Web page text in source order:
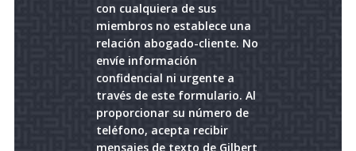
con cualquiera de sus
miembros no establece una
relación abogado-cliente. No
envíe información
confidencial ni urgente a
través de este formulario. Al
proporcionar su número de
teléfono, acepta recibir
mensajes de texto de Gilbert